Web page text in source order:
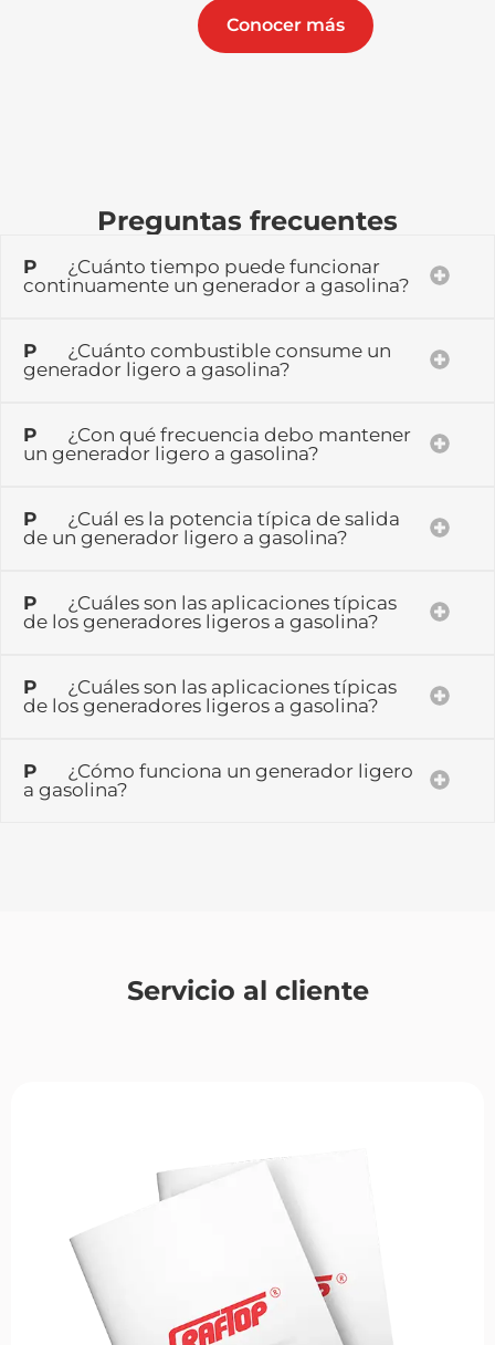
Conocer más
Preguntas frecuentes
P ¿Cuánto tiempo puede funcionar
continuamente un generador a gasolina?
P ¿Cuánto combustible consume un
generador ligero a gasolina?
P ¿Con qué frecuencia debo mantener
un generador ligero a gasolina?
P ¿Cuál es la potencia típica de salida
de un generador ligero a gasolina?
P ¿Cuáles son las aplicaciones típicas
de los generadores ligeros a gasolina?
P ¿Cuáles son las aplicaciones típicas
de los generadores ligeros a gasolina?
P ¿Cómo funciona un generador ligero
a gasolina?
Servicio al cliente